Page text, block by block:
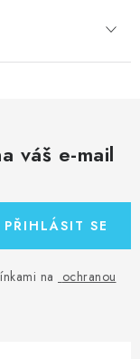
váš e-mail
na ochranou
PŘIHLÁSIT SE